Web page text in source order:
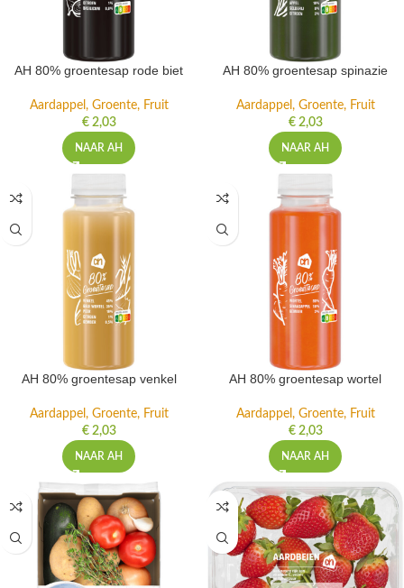
AH 80% groentesap rode biet
Aardappel, Groente, Fruit
€2,03
NAAR AH
AH 80% groentesap spinazie
Aardappel, Groente, Fruit
€2,03
NAAR AH
AH 80% groentesap venkel
Aardappel, Groente, Fruit
€2,03
NAAR AH
AH 80% groentesap wortel
Aardappel, Groente, Fruit
€2,03
NAAR AH